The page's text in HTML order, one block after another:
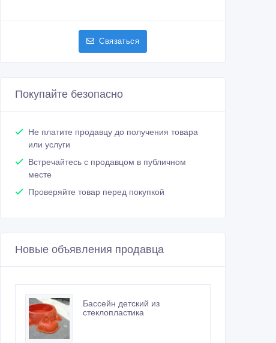
Связаться
Покупайте безопасно
Не платите продавцу до получения товара
или услуги
Встречайтесь с продавцом в публичном
месте
Проверяйте товар перед покупкой
Новые объявления продавца
Бассейн детский из
стеклопластика